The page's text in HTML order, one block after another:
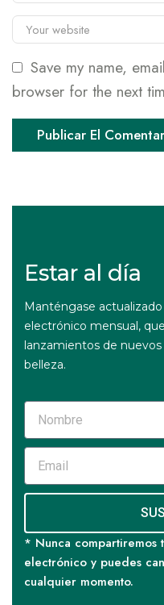
Save my name,
browser for the next
Estar al día
Manténgase
electrónico mensual,
lanzamientos de
belleza.
* Nunca
electrónico y puedes
cualquier momento.